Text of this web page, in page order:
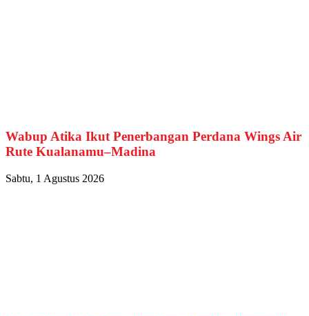
Wabup Atika Ikut Penerbangan Perdana Wings Air
Rute Kualanamu–Madina
Sabtu, 1 Agustus 2026